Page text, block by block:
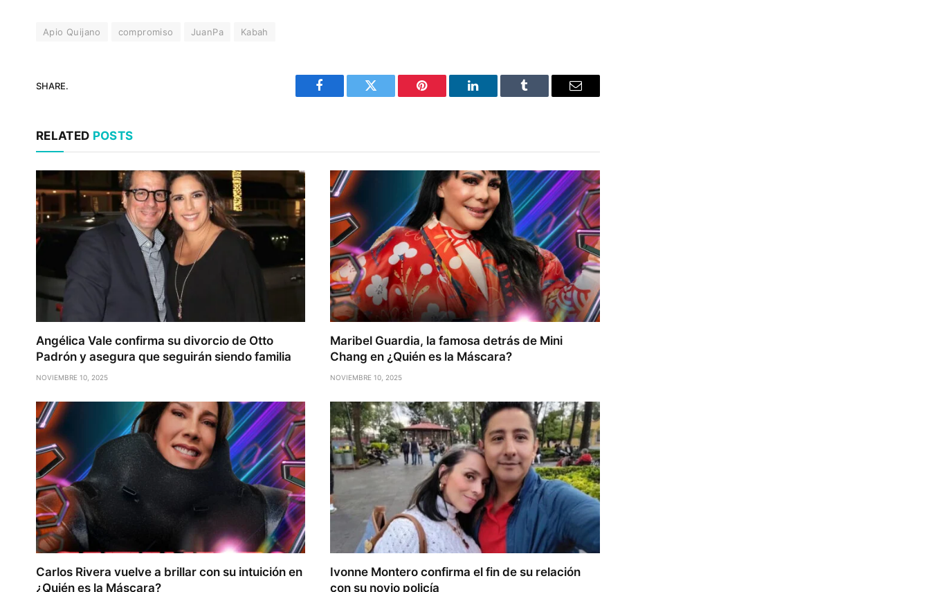
Apio Quijano compromiso JuanPa Kabah
SHARE.
Facebook Twitter Pinterest LinkedIn Tumblr Email
RELATED POSTS
Angélica Vale confirma su divorcio de Otto
Padrón y asegura que seguirán siendo familia
NOVIEMBRE 10, 2025
Maribel Guardia, la famosa detrás de Mini
Chang en ¿Quién es la Máscara?
NOVIEMBRE 10, 2025
Carlos Rivera vuelve a brillar con su intuición en
¿Quién es la Máscara?
Ivonne Montero confirma el fin de su relación
con su novio policía